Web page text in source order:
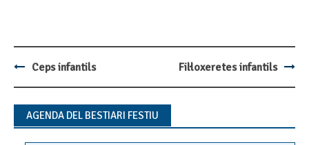
Post
navigation
Ceps infantils Fil·loxeretes infantils
AGENDA DEL BESTIARI FESTIU